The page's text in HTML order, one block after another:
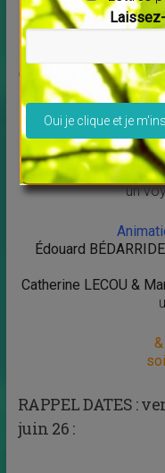
Émilie CHAPUIS:
Chrystel GALISSIE
une
libérer votre
Anne-Sophie
un
Édouard
Catherine LECOU &
RAPPEL DATES :
juin 26 :
Veuillez laisser ce